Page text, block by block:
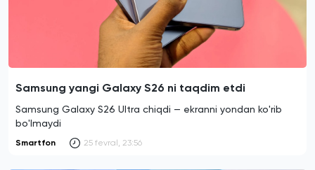
Samsung yangi Galaxy S26 ni taqdim etdi
Samsung Galaxy S26 Ultra chiqdi — ekranni yondan ko'rib
bo'lmaydi
Smartfon 25 fevral, 23:56